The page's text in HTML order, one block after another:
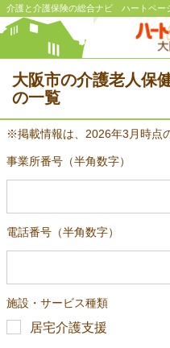
介護と介護保険の総合ナビ ハートペ
大阪市の介護老人保
の一覧
※掲載情報は、2026年3月時点
事業所番号（半角数字）
電話番号（半角数字）
施設・サービス種類
居宅介護支援